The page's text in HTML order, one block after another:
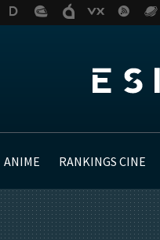
ANIME RANKINGS CINE